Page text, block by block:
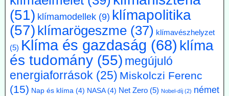
korábbi, az EU 2050-es célévétől eltérő német „különút” gazdasági
szempontból káros és klímapolitikai szempontból hatástalan.
Vassiliadis, szakszervezeti vezetője támogatja a kezdeményezést,
mivel a magas energiaköltségek, a gyenge konjunktúra és a rövid
beruházási határidők elsősorban az energiaintenzív vállalkozásokat
terhelik. A törvényes cél azonban továbbra is érvényben marad,
amíg a Bundestag nem módosítja az éghajlatvédelmi törvényt.
Kommentárunk: Az öt év halasztás kb. annyit jelent, mint
fuldoklónak a szalmaszál. És evvel a két idézett vezető is tisztában
van.
(51) klímamodellek (9) klímapolitika
(57) klímarögeszme (37) klímavészhelyzet
(5) Klíma és gazdaság (68) klíma
és tudomány (55) megújuló
energiaforrások (25) Miskolczi Ferenc
(15) Nap és klíma (4) NASA(4) Net Zero (5) Nobel-díj (2) német